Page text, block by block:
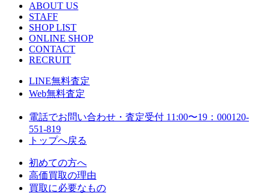
ABOUT US
STAFF
SHOP LIST
ONLINE SHOP
CONTACT
RECRUIT
LINE無料査定
Web無料査定
電話でお問い合わせ・査定受付 11:00〜19：000120-
551-819
トップへ戻る
初めての方へ
高価買取の理由
買取に必要なもの